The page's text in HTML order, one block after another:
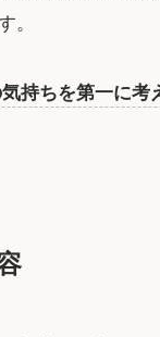
。
持ちを第一に